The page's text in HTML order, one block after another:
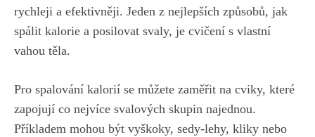
rychleji​ a efektivněji. Jeden⁢ z nejlepších⁤ způsobů, jak
spálit kalorie a posilovat svaly, je cvičení s vlastní
vahou těla.
Pro spalování kalorií se můžete zaměřit na ⁤cviky, ‍které
zapojují co ​nejvíce svalových ‍skupin ⁢najednou.
‍Příkladem mohou být vyškoky, sedy-lehy, kliky nebo